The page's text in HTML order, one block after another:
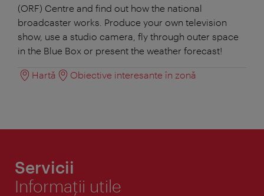
(ORF) Centre and find out how the national
broadcaster works. Produce your own television
show, use a studio camera, fly through outer space
in the Blue Box or present the weather forecast!
Hartă Obiective interesante în zonă
Servicii
Informaţii utile